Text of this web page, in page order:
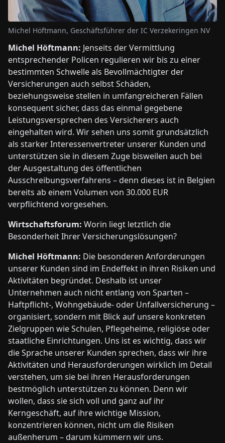
Michel Höftmann, Geschäftsführer der IC Verzekeringen NV
Michel Höftmann: Jenseits der Vermittlung
entsprechender Policen regulieren wir bis zu einer
bestimmten Schwelle als Bevollmächtigter der
Versicherungen auch selbst Schäden,
beziehungsweise stellen in umfangreicheren Fällen
konsequent sicher, dass das einmal gegebene
Leistungsversprechen des Versicherers auch
eingehalten wird. Wir sehen uns somit grundsätzlich
als starker Interessenvertreter unserer Kunden und
unterstützen sie in diesem Zuge bisweilen auch bei
der Ausgestaltung des öffentlichen
Ausschreibungsverfahrens – denn dieses ist in Belgien
bereits ab einem Volumen von 30.000 EUR
verpflichtend vorgesehen.
Wirtschaftsforum: Worin liegt letztlich die
Besonderheit Ihrer Versicherungslösungen?
Michel Höftmann: Die besonderen Anforderungen
unserer Kunden sind im Endeffekt in ihren Risiken und
Aktivitäten begründet. Deshalb ist unser
Unternehmen auch nicht entlang von Sparten –
Haftpflicht-, Wohngebäude- oder Unfallversicherung –
organisiert, sondern mit Blick auf unsere konkreten
Zielgruppen wie Schulen, Pflegeheime, religiöse oder
staatliche Einrichtungen. Uns ist es wichtig, dass wir
die Sprache unserer Kunden sprechen, dass wir ihre
Aktivitäten und Herausforderungen wirklich im Detail
verstehen, um sie bei ihren Herausforderungen
bestmöglich unterstützen zu können. Denn wir
wollen, dass sie sich voll und ganz auf ihr
Kerngeschäft, auf ihre wichtige Mission,
konzentrieren können, nicht um die Risiken
außenherum – darum kümmern wir uns.